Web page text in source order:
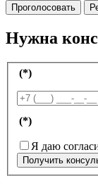
Нужна
(*)
(*)
Я даю
Получить